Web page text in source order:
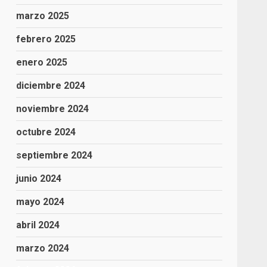
marzo 2025
febrero 2025
enero 2025
diciembre 2024
noviembre 2024
octubre 2024
septiembre 2024
junio 2024
mayo 2024
abril 2024
marzo 2024